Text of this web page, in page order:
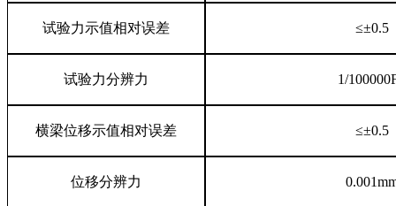
试验力示值相对误差 ≤±0.5
试验力分辨力 1/
横梁位移示值相对误差 ≤±0.5
位移分辨力